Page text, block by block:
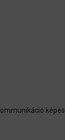
képes